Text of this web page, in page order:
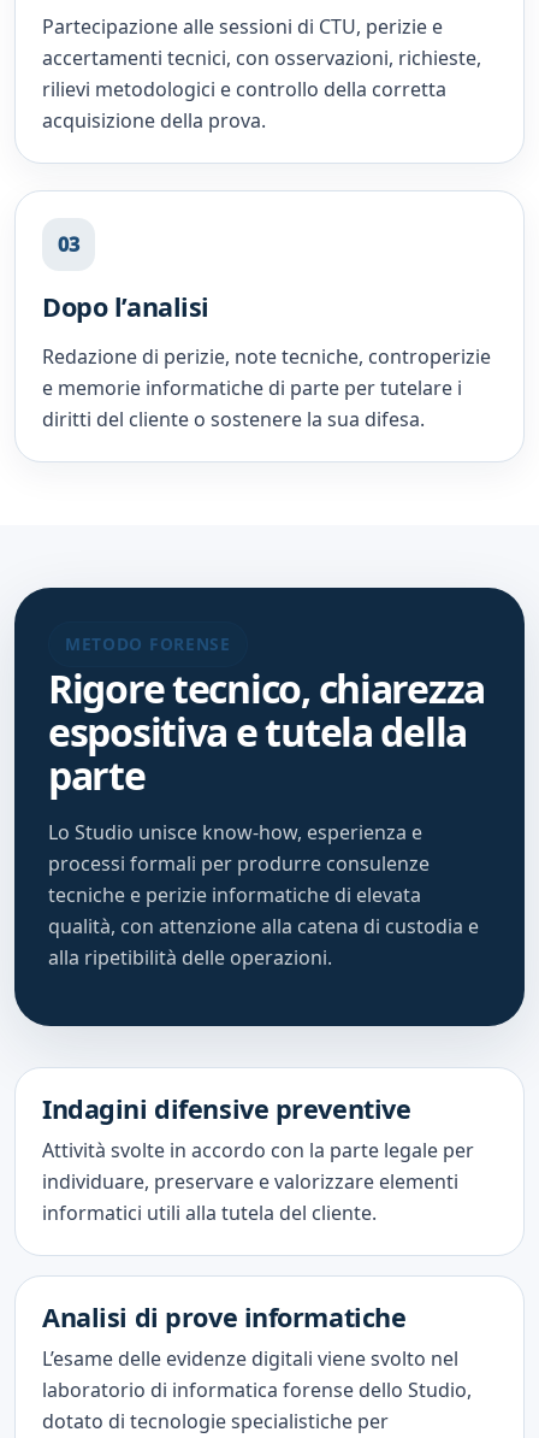
Partecipazione alle sessioni di CTU, perizie e
accertamenti tecnici, con osservazioni, richieste,
rilievi metodologici e controllo della corretta
acquisizione della prova.
03
Dopo l’analisi
Redazione di perizie, note tecniche, controperizie
e memorie informatiche di parte per tutelare i
diritti del cliente o sostenere la sua difesa.
METODO FORENSE
Rigore tecnico, chiarezza
espositiva e tutela della
parte
Lo Studio unisce know-how, esperienza e
processi formali per produrre consulenze
tecniche e perizie informatiche di elevata
qualità, con attenzione alla catena di custodia e
alla ripetibilità delle operazioni.
Indagini difensive preventive
Attività svolte in accordo con la parte legale per
individuare, preservare e valorizzare elementi
informatici utili alla tutela del cliente.
Analisi di prove informatiche
L’esame delle evidenze digitali viene svolto nel
laboratorio di informatica forense dello Studio,
dotato di tecnologie specialistiche per